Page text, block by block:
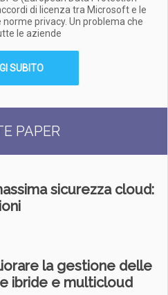
di licenza tra Microsoft e le
privacy. Un problema che
le aziende
SUBITO
PAPER
sicurezza cloud:
la gestione delle
ibride e multicloud